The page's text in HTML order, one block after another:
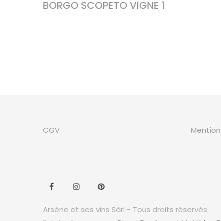
BORGO SCOPETO VIGNE 1
CGV
Arsène et ses vins Sàrl - Tous droits réservés